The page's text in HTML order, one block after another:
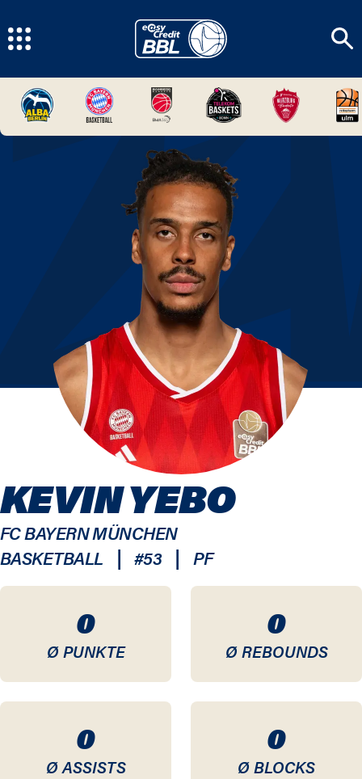
0
Ø PUNKTE
0
Ø REBOUNDS
0
Ø ASSISTS
0
Ø BLOCKS
KEVIN YEBO
FC BAYERN MÜNCHEN
BASKETBALL
| #53 | PF